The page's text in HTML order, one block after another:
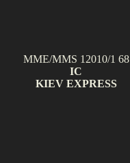
MME/MMS 12010/1 68
IC
KIEV EXPRESS